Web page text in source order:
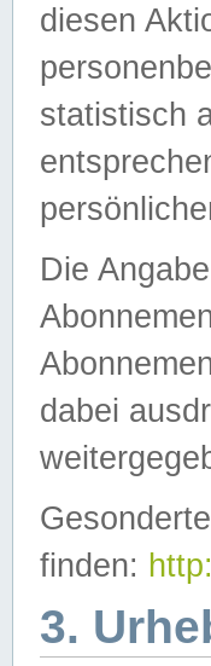
diesen
statistisch
Die
dabei
finden:
3.